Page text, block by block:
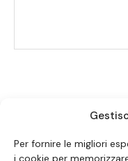
Per fornire le migliori
i cookie per